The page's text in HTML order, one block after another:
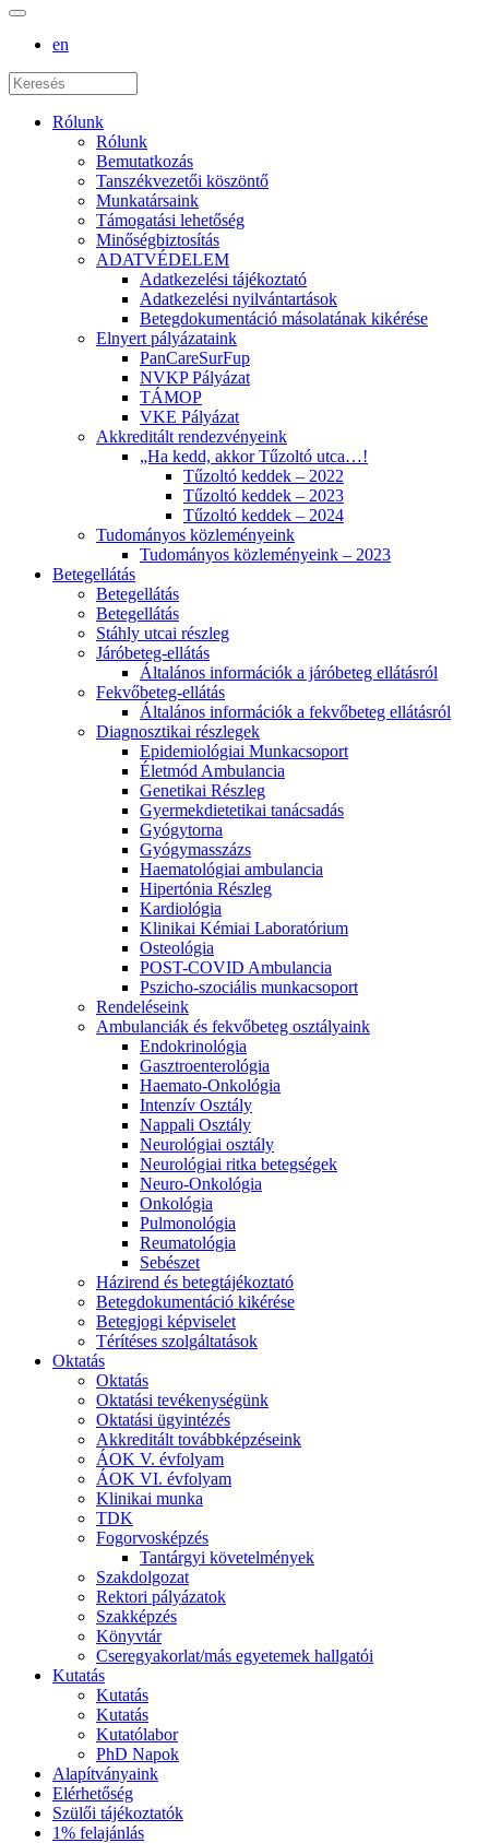
en
Rólunk
Rólunk
Bemutatkozás
Tanszékvezetői köszöntő
Munkatársaink
Támogatási lehetőség
Minőségbiztosítás
ADATVÉDELEM
Adatkezelési tájékoztató
Adatkezelési nyilvántartások
Betegdokumentáció másolatának kikérése
Elnyert pályázataink
PanCareSurFup
NVKP Pályázat
TÁMOP
VKE Pályázat
Akkreditált rendezvényeink
„Ha kedd, akkor Tűzoltó utca…!
Tűzoltó keddek – 2022
Tűzoltó keddek – 2023
Tűzoltó keddek – 2024
Tudományos közleményeink
Tudományos közleményeink – 2023
Betegellátás
Betegellátás
Betegellátás
Stáhly utcai részleg
Járóbeteg-ellátás
Általános információk a járóbeteg ellátásról
Fekvőbeteg-ellátás
Általános információk a fekvőbeteg ellátásról
Diagnosztikai részlegek
Epidemiológiai Munkacsoport
Életmód Ambulancia
Genetikai Részleg
Gyermekdietetikai tanácsadás
Gyógytorna
Gyógymasszázs
Haematológiai ambulancia
Hipertónia Részleg
Kardiológia
Klinikai Kémiai Laboratórium
Osteológia
POST-COVID Ambulancia
Pszicho-szociális munkacsoport
Rendeléseink
Ambulanciák és fekvőbeteg osztályaink
Endokrinológia
Gasztroenterológia
Haemato-Onkológia
Intenzív Osztály
Nappali Osztály
Neurológiai osztály
Neurológiai ritka betegségek
Neuro-Onkológia
Onkológia
Pulmonológia
Reumatológia
Sebészet
Házirend és betegtájékoztató
Betegdokumentáció kikérése
Betegjogi képviselet
Térítéses szolgáltatások
Oktatás
Oktatás
Oktatási tevékenységünk
Oktatási ügyintézés
Akkreditált továbbképzéseink
ÁOK V. évfolyam
ÁOK VI. évfolyam
Klinikai munka
TDK
Fogorvosképzés
Tantárgyi követelmények
Szakdolgozat
Rektori pályázatok
Szakképzés
Könyvtár
Cseregyakorlat/más egyetemek hallgatói
Kutatás
Kutatás
Kutatás
Kutatólabor
PhD Napok
Alapítványaink
Elérhetőség
Szülői tájékoztatók
1% felajánlás